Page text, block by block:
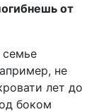
от
не
лет до
боком